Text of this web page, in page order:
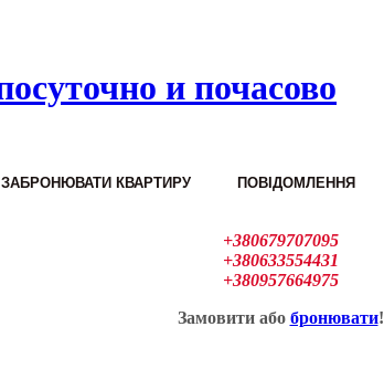
и почасово
ЗАБРОНЮВАТИ КВАРТИРУ ПОВІДОМЛЕННЯ
+380679707095
+380633554431
+380957664975
Замовити або бронювати!